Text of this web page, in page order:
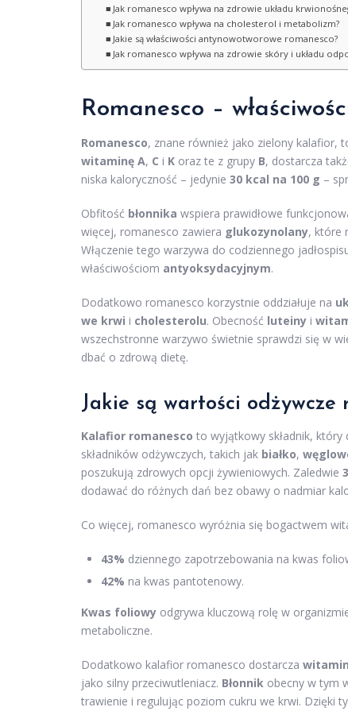
Jak romanesco wpływa na zdrowie układu
Jak romanesco wpływa na cholesterol i metabolizm?
Jakie są właściwości antynowotworowe romanesco?
Jak romanesco wpływa na zdrowie skóry i układu
Romanesco –
Romanesco, znane również jako zielony kalafior,
witaminę A, C i K oraz te z grupy B, dostarcza
niska kaloryczność – jedynie 30 kcal na 100 g –
Obfitość błonnika wspiera prawidłowe
więcej, romanesco zawiera glukozynolany, które
Włączenie tego warzywa do codziennego
właściwościom antyoksydacyjnym.
Dodatkowo romanesco korzystnie oddziałuje na
we krwi i cholesterolu. Obecność luteiny i
wszechstronne warzywo świetnie sprawdzi się w
dbać o zdrową dietę.
Jakie są wartości odżywcze
Kalafior romanesco to wyjątkowy składnik, który
składników odżywczych, takich jak białko,
poszukują zdrowych opcji żywieniowych. Zaledwie
dodawać do różnych dań bez obawy o nadmiar
Co więcej, romanesco wyróżnia się bogactwem
43% dziennego zapotrzebowania na kwas
42% na kwas pantotenowy.
Kwas foliowy odgrywa kluczową rolę w
metaboliczne.
Dodatkowo kalafior romanesco dostarcza
jako silny przeciwutleniacz. Błonnik obecny w tym
trawienie i regulując poziom cukru we krwi. Dzięki